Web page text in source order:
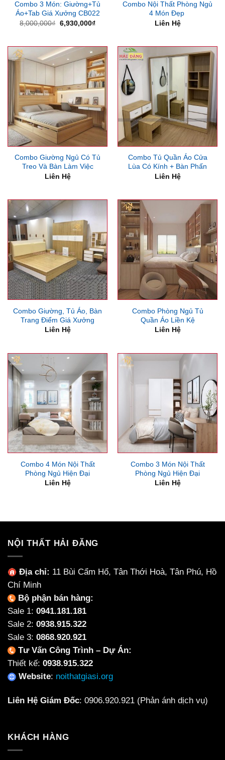
Combo 3 Món: Giường+Tủ
Áo+Tab Giá Xưởng CB022
8,000,000₫ Giá
6,930,000₫Giá
6,930,000₫.
Combo Nội Thất Phòng Ngủ
4 Món Đẹp
Liên Hệ
Combo Giường Ngủ Có Tủ
Treo Và Bàn Làm Việc
Liên Hệ
Combo Tủ Quần Áo Cửa
Lùa Có Kính + Bàn Phấn
Liên Hệ
Combo Giường, Tủ Áo, Bàn
Trang Điểm Giá Xưởng
Liên Hệ
Combo Phòng Ngủ Tủ
Quần Áo Liền Kệ
Liên Hệ
Combo 4 Món Nội Thất
Phòng Ngủ Hiện Đại
Liên Hệ
Combo 3 Món Nội Thất
Phòng Ngủ Hiện Đại
Liên Hệ
NỘI THẤT HẢI ĐĂNG
Địa chỉ: 11 Bùi Cẩm Hổ, Tân Thới Hoà, Tân Phú, Hồ
Chí Minh
Bộ phận bán hàng:
Sale 1: 0941.181.181
Sale 2: 0938.915.322
Sale 3: 0868.920.921
Tư Vấn Công Trình – Dự Án:
Thiết kế: 0938.915.322
Website: noithatgiasi.org
Liên Hệ Giám Đốc: 0906.920.921 (Phản ánh dịch vụ)
KHÁCH HÀNG